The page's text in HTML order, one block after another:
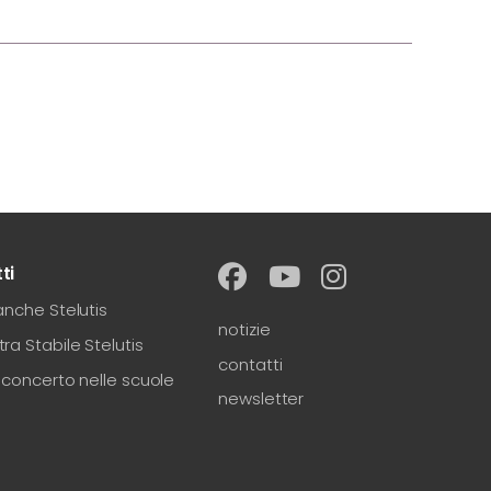
Stelutis
Stabile Stelutis
nelle scuole
notizie
contatti
newsletter